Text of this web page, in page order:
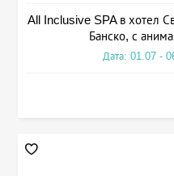
All Inclusive SPA в хотел
Банско, с
Дата: 01.07 -